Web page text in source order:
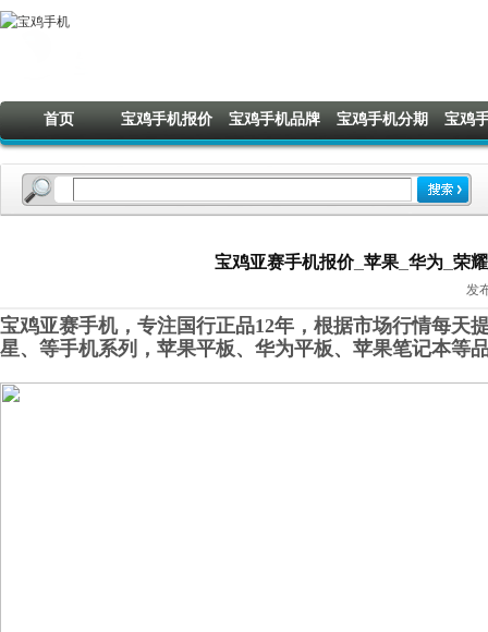
首页 宝鸡手机报价 宝鸡手机品牌 宝鸡手机分期 宝鸡
宝鸡亚赛手机报价_苹果_华为_荣
发
宝鸡亚赛手机，专注国行正品12年，根据市场行情每天
星、 等手机系列，苹果平板、华为平板、苹果笔记本等